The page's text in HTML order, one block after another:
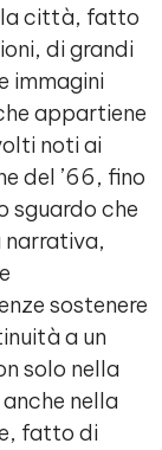
città, fatto
di grandi
immagini
appartiene
noti ai
del ’66, fino
sguardo che
narrativa,
sostenere
a un
solo nella
nella
fatto di